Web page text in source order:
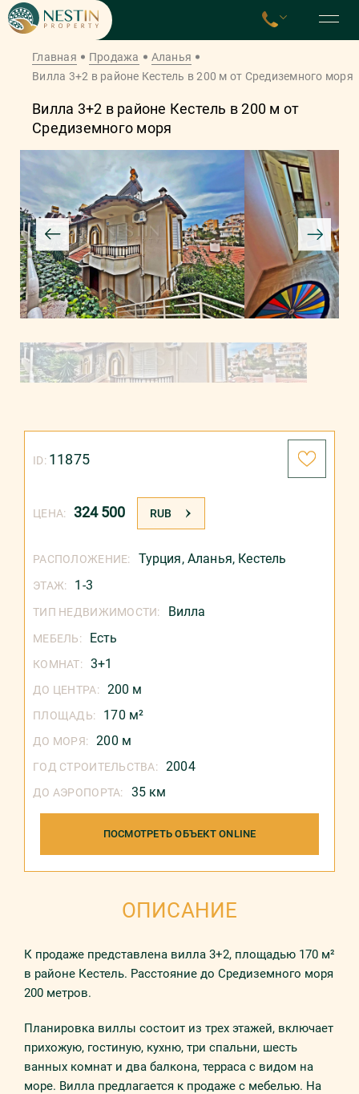
Главная Продажа
Аланья
Вилла 3+2 в районе Кестель в 200 м от Средиземного моря
Вилла 3+2 в районе Кестель в 200 м от
Средиземного моря
ЦЕНА: 324 500 RUB
ID: 11875
РАСПОЛОЖЕНИЕ: Турция, Аланья, Кестель
ЭТАЖ: 1-3
ТИП НЕДВИЖИМОСТИ: Вилла
МЕБЕЛЬ: Есть
КОМНАТ: 3+1
ДО ЦЕНТРА: 200 м
ПЛОЩАДЬ: 170 м²
ДО МОРЯ: 200 м
ГОД СТРОИТЕЛЬСТВА: 2004
ДО АЭРОПОРТА: 35 км
ПОСМОТРЕТЬ ОБЪЕКТ ONLINE
ОПИСАНИЕ
К продаже представлена вилла 3+2, площадью 170 м²
в районе Кестель. Расстояние до Средиземного моря
200 метров.
Планировка виллы состоит из трех этажей, включает
прихожую, гостиную, кухню, три спальни, шесть
ванных комнат и два балкона, терраса с видом на
море. Вилла предлагается к продаже с мебелью. На